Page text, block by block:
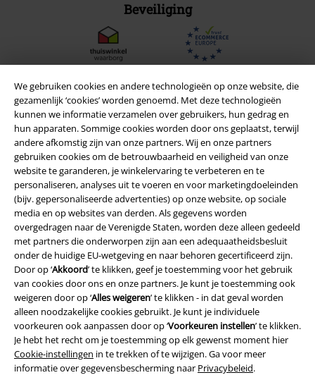
We gebruiken cookies en andere technologieën op onze website, die
gezamenlijk ‘cookies’ worden genoemd. Met deze technologieën
kunnen we informatie verzamelen over gebruikers, hun gedrag en
hun apparaten. Sommige cookies worden door ons geplaatst, terwijl
andere afkomstig zijn van onze partners. Wij en onze partners
gebruiken cookies om de betrouwbaarheid en veiligheid van onze
website te garanderen, je winkelervaring te verbeteren en te
personaliseren, analyses uit te voeren en voor marketingdoeleinden
(bijv. gepersonaliseerde advertenties) op onze website, op sociale
media en op websites van derden. Als gegevens worden
overgedragen naar de Verenigde Staten, worden deze alleen gedeeld
met partners die onderworpen zijn aan een adequaatheidsbesluit
onder de huidige EU-wetgeving en naar behoren gecertificeerd zijn.
Door op ‘Akkoord’ te klikken, geef je toestemming voor het gebruik
van cookies door ons en onze partners. Je kunt je toestemming ook
weigeren door op ‘Alles weigeren’ te klikken - in dat geval worden
alleen noodzakelijke cookies gebruikt. Je kunt je individuele
voorkeuren ook aanpassen door op ‘Voorkeuren instellen’ te klikken.
Je hebt het recht om je toestemming op elk gewenst moment hier
Cookie-instellingen in te trekken of te wijzigen. Ga voor meer
informatie over gegevensbescherming naar Privacybeleid.
Beveiliging
Legal
Algemene Voorwaarden
Bedrijfsgegevens
Privacyverklaring
Verklaring van conformiteit
Informatie over toegankelijkheid